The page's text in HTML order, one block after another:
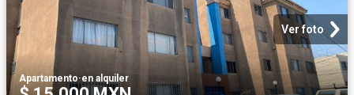
Ver foto
Apartamento·en alquiler